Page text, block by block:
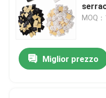
Nylon
MOQ
Miglior prezzo